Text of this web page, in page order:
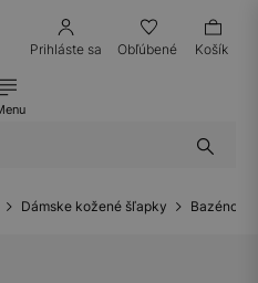
Prihláste sa Obľúbené Košík
Dámske kožené šľapky Bazénové